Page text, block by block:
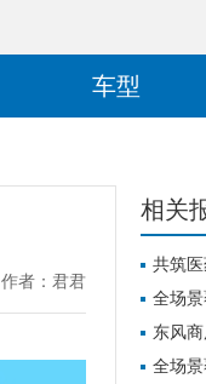
车型
作者：君君
相关
共筑
北京大
全场
用车产
东风
发展
全场